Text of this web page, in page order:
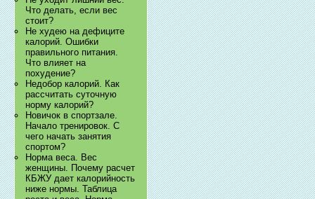
Что делать, если вес
стоит?
Не худею на дефиците
калорий. Ошибки
правильного питания.
Что влияет на
похудение?
Недобор калорий. Как
рассчитать суточную
норму калорий?
Новичок в спортзале.
Начало тренировок. С
чего начать занятия
спортом?
Норма веса. Вес
женщины. Почему расчет
КБЖУ дает калорийность
ниже нормы. Таблица